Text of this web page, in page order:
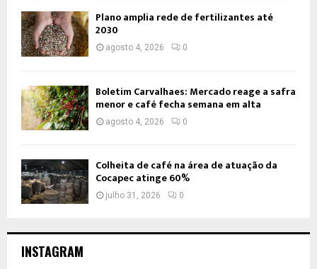
Plano amplia rede de fertilizantes até
2030
agosto 4, 2026 0
Boletim Carvalhaes: Mercado reage a safra
menor e café fecha semana em alta
agosto 4, 2026 0
Colheita de café na área de atuação da
Cocapec atinge 60%
julho 31, 2026 0
INSTAGRAM